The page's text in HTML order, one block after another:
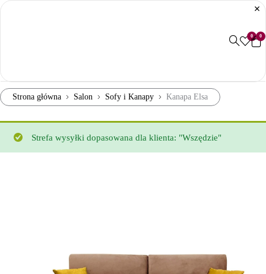
0 0
Strona główna Salon Sofy i Kanapy Kanapa Elsa
Strefa wysyłki dopasowana dla klienta: "Wszędzie"